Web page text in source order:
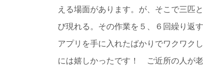
える場面があります。が、そこで三匹
び現れる。その作業を５、６回繰り返
アプリを手に入れたばかりでワクワク
には嬉しかったです！ ご近所の人が